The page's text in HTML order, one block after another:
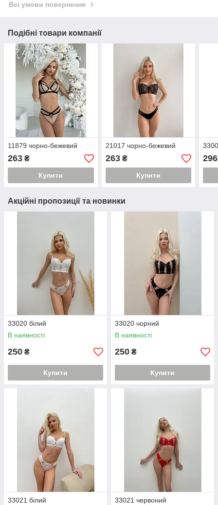
Всі умови повернення
Подібні товари компанії
11879 чорно-бежевий
263 ₴
Купити
21017 чорно-бежевий
263₴
Купити
296
Акційні пропозиції та новинки
33020 білий
В наявності
250 ₴
Купити
33020 чорний
В наявності
250 ₴
Купити
33021 білий
33021 червоний